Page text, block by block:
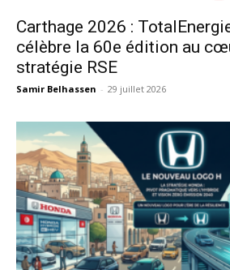
Carthage 2026 :
célèbre la 60e édition au
stratégie RSE
Samir Belhassen - 29 juillet 2026